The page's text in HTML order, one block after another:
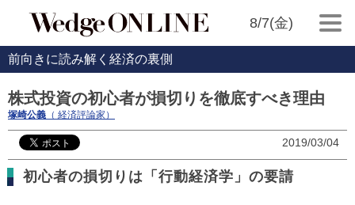
8/7(金)
前向きに読み解く経済の裏側
株式投資の初心者が損切りを徹底すべき理由
塚崎公義 （ 経済評論家）
2019/03/04
初心者の損切りは「行動経済学」の要請